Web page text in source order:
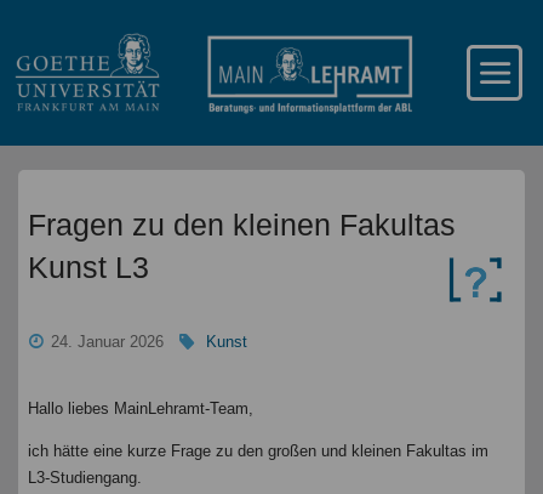
Fragen zu den kleinen Fakultas
Kunst L3
24. Januar 2026 Kunst
Hallo liebes MainLehramt-Team,
ich hätte eine kurze Frage zu den großen und kleinen Fakultas im
L3-Studiengang.